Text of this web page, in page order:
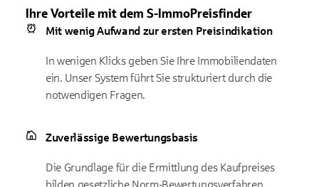
Ihre Vorteile mit dem S-ImmoPreisfinder
Mit wenig Aufwand zur ersten Preisindikation
In wenigen Klicks geben Sie Ihre Immobiliendaten
ein. Unser System führt Sie strukturiert durch die
notwendigen Fragen.
Zuverlässige Bewertungsbasis
Die Grundlage für die Ermittlung des Kaufpreises
bilden gesetzliche Norm-Bewertungsverfahren,